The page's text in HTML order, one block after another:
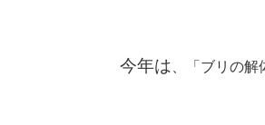
今年は 、「ブリの